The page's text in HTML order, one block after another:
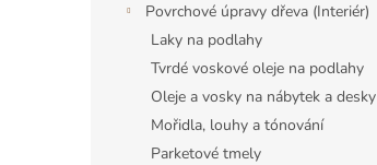
Povrchové úpravy dřeva (Interiér)
Laky na podlahy
Tvrdé voskové oleje na podlahy
Oleje a vosky na nábytek a desky
Mořidla, louhy a tónování
Parketové tmely